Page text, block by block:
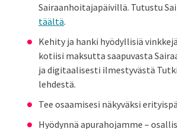
Sairaanhoitajapäivillä. Tutustu
täältä.
Kehity ja hanki hyödyllisiä
kotiisi maksutta saapuvasta
ja digitaalisesti ilmestyvästä
lehdestä.
Tee osaamisesi näkyväksi
Hyödynnä apurahojamme –